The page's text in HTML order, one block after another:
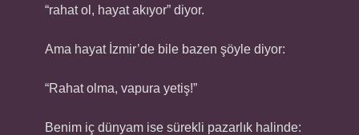
“rahat ol, hayat akıyor” diyor.
Ama hayat İzmir’de bile bazen şöyle diyor:
“Rahat olma, vapura yetiş!”
Benim iç dünyam ise sürekli pazarlık halinde: